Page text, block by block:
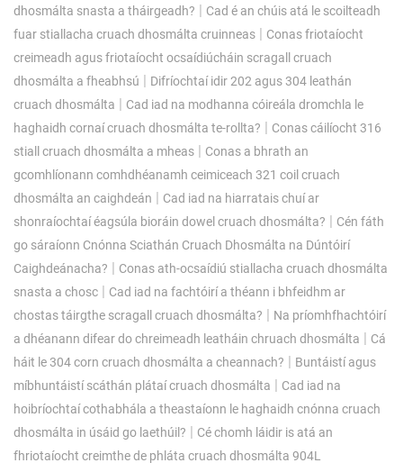
dhosmálta snasta a tháirgeadh? | Cad é an chúis atá le scoilteadh
fuar stiallacha cruach dhosmálta cruinneas | Conas friotaíocht
creimeadh agus friotaíocht ocsaídiúcháin scragall cruach
dhosmálta a fheabhsú | Difríochtaí idir 202 agus 304 leathán
cruach dhosmálta | Cad iad na modhanna cóireála dromchla le
haghaidh cornaí cruach dhosmálta te-rollta? | Conas cáilíocht 316
stiall cruach dhosmálta a mheas | Conas a bhrath an
gcomhlíonann comhdhéanamh ceimiceach 321 coil cruach
dhosmálta an caighdeán | Cad iad na hiarratais chuí ar
shonraíochtaí éagsúla bioráin dowel cruach dhosmálta? | Cén fáth
go sáraíonn Cnónna Sciathán Cruach Dhosmálta na Dúntóirí
Caighdeánacha? | Conas ath-ocsaídiú stiallacha cruach dhosmálta
snasta a chosc | Cad iad na fachtóirí a théann i bhfeidhm ar
chostas táirgthe scragall cruach dhosmálta? | Na príomhfhachtóirí
a dhéanann difear do chreimeadh leatháin chruach dhosmálta | Cá
háit le 304 corn cruach dhosmálta a cheannach? | Buntáistí agus
míbhuntáistí scáthán plátaí cruach dhosmálta | Cad iad na
hoibríochtaí cothabhála a theastaíonn le haghaidh cnónna cruach
dhosmálta in úsáid go laethúil? | Cé chomh láidir is atá an
fhriotaíocht creimthe de phláta cruach dhosmálta 904L